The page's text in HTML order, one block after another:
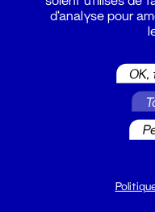
Du lundi au vendredi
d'analyse pour